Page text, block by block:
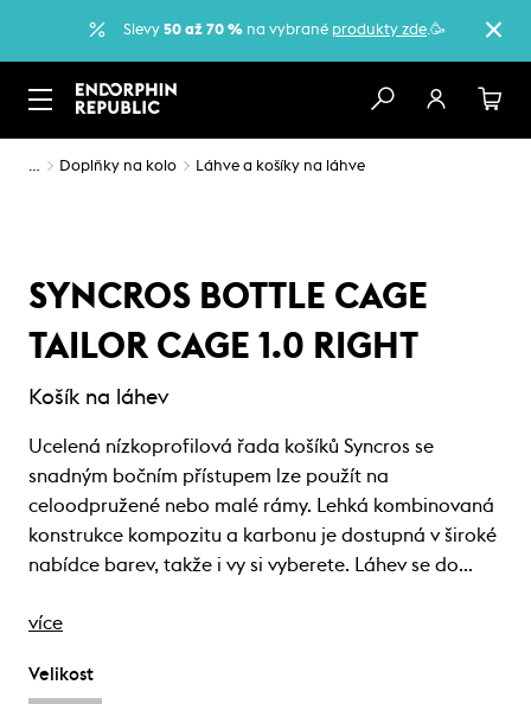
Slevy 50 až 70 % na vybrané produkty zde.🥳
… Doplňky na kolo Láhve a košíky na láhve
SYNCROS BOTTLE CAGE
TAILOR CAGE 1.0 RIGHT
Košík na láhev
Ucelená nízkoprofilová řada košíků Syncros se
snadným bočním přístupem lze použít na
celoodpružené nebo malé rámy. Lehká kombinovaná
konstrukce kompozitu a karbonu je dostupná v široké
nabídce barev, takže i vy si vyberete. Láhev se do…
více
Velikost